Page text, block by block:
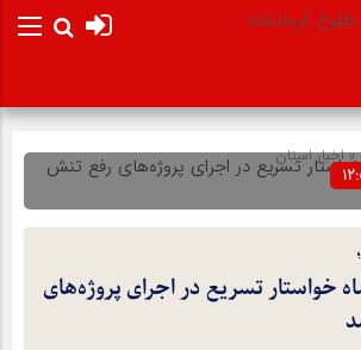
»اخبار استان
خواستار تسریع در اجرای پروژه‌های